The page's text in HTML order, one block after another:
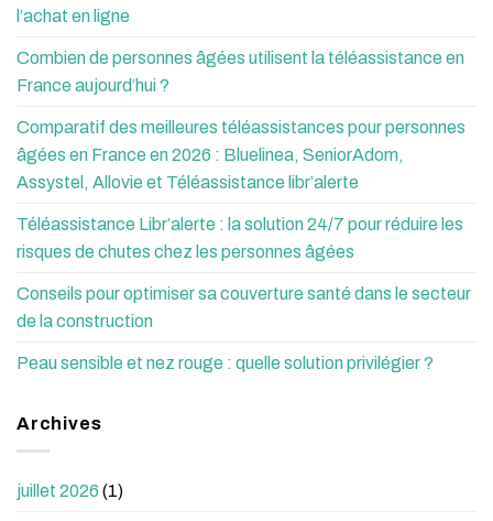
l’achat en ligne
Combien de personnes âgées utilisent la téléassistance en
France aujourd’hui ?
Comparatif des meilleures téléassistances pour personnes
âgées en France en 2026 : Bluelinea, SeniorAdom,
Assystel, Allovie et Téléassistance libr’alerte
Téléassistance Libr’alerte : la solution 24/7 pour réduire les
risques de chutes chez les personnes âgées
Conseils pour optimiser sa couverture santé dans le secteur
de la construction
Peau sensible et nez rouge : quelle solution privilégier ?
Archives
juillet 2026 (1)